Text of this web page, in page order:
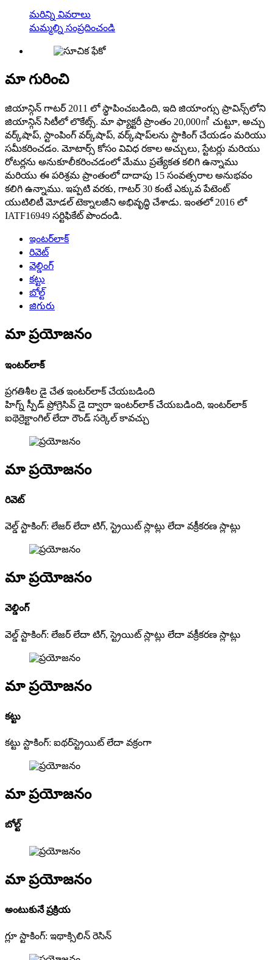
మరిన్ని వివరాలు
మమ్మల్ని సంప్రదించండి
మా గురించి
జియాన్గిన్ గాటర్ 2011 లో స్థాపించబడింది, ఇది జియాంగ్సు ప్రావిన్స్‌లోని
జియాన్గిన్ సిటీలో లొకేట్స్. మా ఫ్యాక్టరీ ప్రాంతం 20,000㎡ చుట్టూ, అచ్చు
వర్క్‌షాప్, స్టాంపింగ్ వర్క్‌షాప్, వర్క్‌షాప్‌లను స్టాకింగ్ చేయడం మరియు
సమీకరించడం. మోటార్స్ కోసం వివిధ రకాల అచ్చులు, స్టేటర్లు మరియు
రోటర్లను అనుకూలీకరించడంలో మేము ప్రత్యేకత కలిగి ఉన్నాము
మరియు ఈ పరిశ్రమ ప్రాంతంలో దాదాపు 15 సంవత్సరాల అనుభవం
కలిగి ఉన్నాము. ఇప్పటి వరకు, గాటర్ 30 కంటే ఎక్కువ పేటెంట్
యుటిలిటీ మోడల్ టెక్నాలజీని అభివృద్ధి చేశాడు. ఇంతలో 2016 లో
IATF16949 సర్టిఫికేట్ పొందండి.
ఇంటర్‌లాక్
రివెట్
వెల్డింగ్
కట్టు
బోల్ట్
జిగురు
మా ప్రయోజనం
ఇంటర్‌లాక్
ప్రగతిశీల డై చేత ఇంటర్‌లాక్ చేయబడింది
హిగ్న్ స్పీడ్ ప్రోగ్రెసివ్ డై ద్వారా ఇంటర్‌లాక్ చేయబడింది, ఇంటర్‌లాక్
ఐథెర్రెక్టాంగిల్ లేదా రౌండ్ సర్కెల్ కావచ్చు
మా ప్రయోజనం
రివెట్
వెల్డ్ స్టాకింగ్: లేజర్ లేదా టిగ్, స్ట్రెయిట్ స్లాట్లు లేదా వక్రీకరణ స్లాట్లు
మా ప్రయోజనం
వెల్డింగ్
వెల్డ్ స్టాకింగ్: లేజర్ లేదా టిగ్, స్ట్రెయిట్ స్లాట్లు లేదా వక్రీకరణ స్లాట్లు
మా ప్రయోజనం
కట్టు
కట్టు స్టాకింగ్: ఐథర్‌స్ట్రెయిట్ లేదా వక్రంగా
మా ప్రయోజనం
బోల్ట్
మా ప్రయోజనం
అంటుకునే ప్రక్రియ
గ్లూ స్టాకింగ్: ఇథాక్సిలిన్ రెసిన్